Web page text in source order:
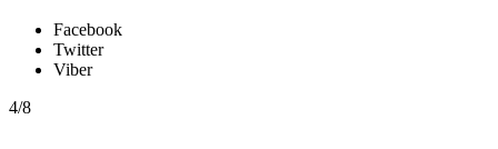
Facebook
Twitter
Viber
4/8